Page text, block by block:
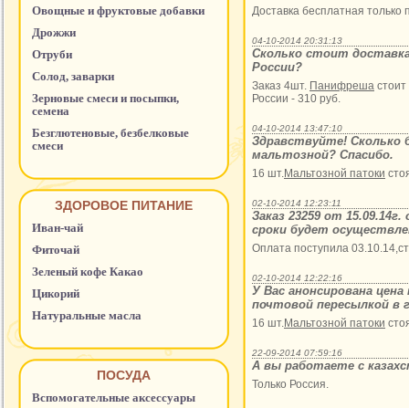
Овощные и фруктовые добавки
Дрожжи
Отруби
Солод, заварки
Зерновые смеси и посыпки,
семена
Безглютеновые, безбелковые
смеси
ЗДОРОВОЕ ПИТАНИЕ
Иван-чай
Фиточай
Зеленый кофе Какао
Цикорий
Натуральные масла
ПОСУДА
Вспомогательные аксессуары
Доставка бесплатная только
04-10-2014 20:31:13
Сколько стоит
России?
Заказ 4шт. Панифреша
России - 310 руб.
04-10-2014 13:47:10
Здравствуйте! Сколько
мальтозной? Спасибо.
16 шт.Мальтозной патоки
02-10-2014 12:23:11
Заказ 23259 от
сроки будет
Оплата поступила
02-10-2014 12:22:16
У Вас анонсирована
почтовой пересылкой в
16 шт.Мальтозной патоки
22-09-2014 07:59:16
А вы работаете с
Только Россия.